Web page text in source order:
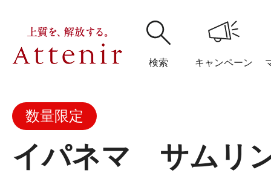
検索 キャンペーン
購入履歴
数量限定
イパネマ サムリ